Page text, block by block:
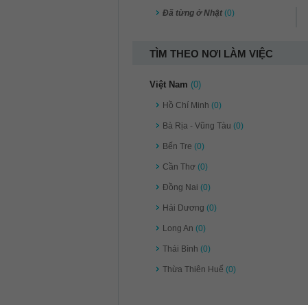
Đã từng ở Nhật (0)
TÌM THEO NƠI LÀM VIỆC
Việt Nam (0)
Hồ Chí Minh (0)
Bà Rịa - Vũng Tàu (0)
Bến Tre (0)
Cần Thơ (0)
Đồng Nai (0)
Hải Dương (0)
Long An (0)
Thái Bình (0)
Thừa Thiên Huế (0)